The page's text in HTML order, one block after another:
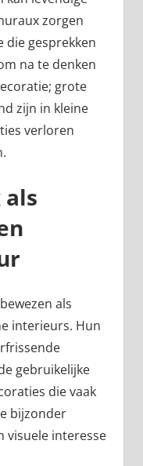
zorgen
die gesprekken
na te denken
grote
zijn in kleine
verloren
als
interieurs. Hun
gebruikelijke
die vaak
bijzonder
visuele interesse